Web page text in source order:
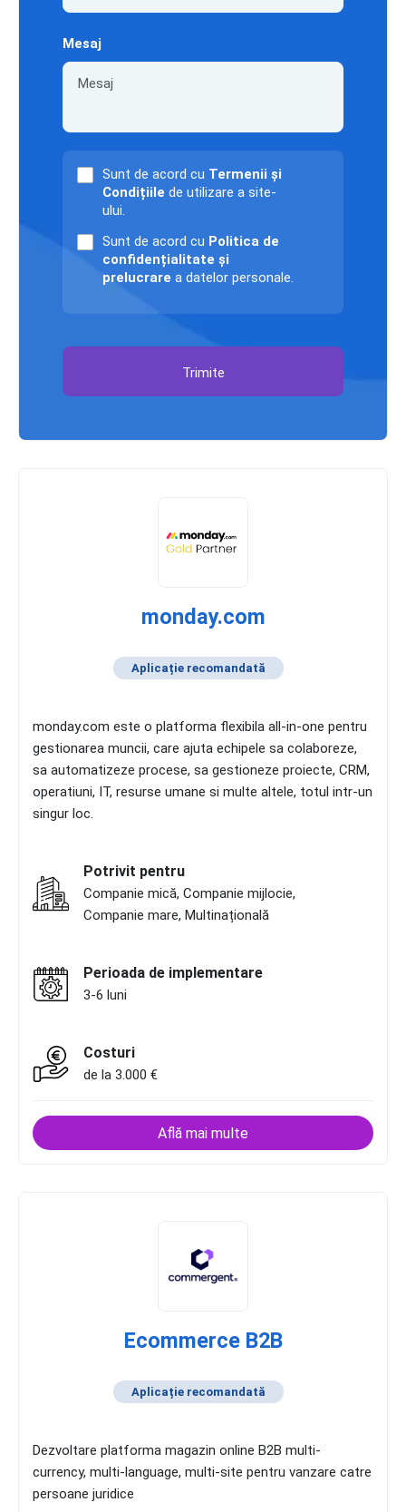
Mesaj
Sunt de acord cu Termenii și
Condițiile de utilizare a site-
ului.
Sunt de acord cu Politica de
confidențialitate și
prelucrare a datelor personale.
Trimite
monday.com
Aplicație recomandată
monday.com este o platforma flexibila all-in-one pentru
gestionarea muncii, care ajuta echipele sa colaboreze,
sa automatizeze procese, sa gestioneze proiecte, CRM,
operatiuni, IT, resurse umane si multe altele, totul intr-un
singur loc.
Potrivit pentru
Companie mică, Companie mijlocie,
Companie mare, Multinațională
Perioada de implementare
3-6 luni
Costuri
de la 3.000 €
Află mai multe
Ecommerce B2B
Aplicație recomandată
Dezvoltare platforma magazin online B2B multi-
currency, multi-language, multi-site pentru vanzare catre
persoane juridice